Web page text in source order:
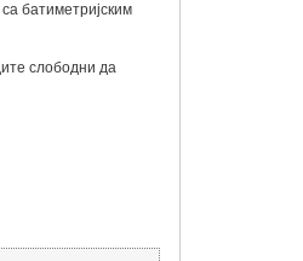
батиметријским
слободни да